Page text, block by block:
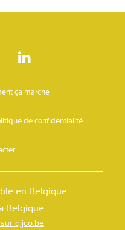
ça marche
de confidentialité
en Belgique
qijco.be